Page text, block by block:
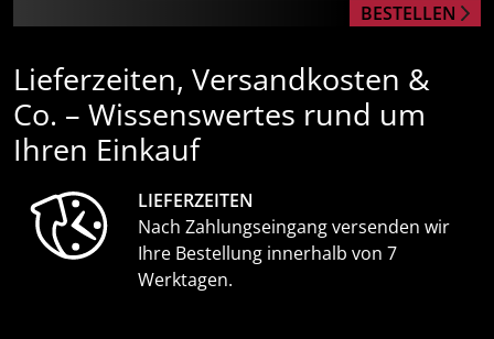
BESTELLEN
Lieferzeiten, Versandkosten &
Co. – Wissenswertes rund um
Ihren Einkauf
LIEFERZEITEN
Nach Zahlungseingang versenden wir
Ihre Bestellung innerhalb von 7
Werktagen.